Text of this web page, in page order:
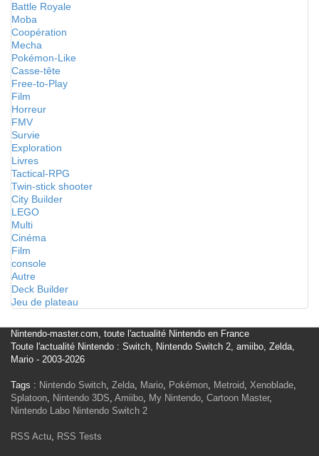
Battle Royale
Moba
Coopération
Mecha
Pokémon-Like
Casse-tête
Free-to-Play
Film
Horreur
FMV
Survie
Exploration
Livres
Tactical-RPG
Twin-stick shooter
City Builder
LEGO
Multi
Cinéma
Film
console
Autre
Deck Builder
Jeu de plateau
Nintendo-master.com, toute l'actualité Nintendo en France
Toute l'actualité Nintendo : Switch, Nintendo Switch 2, amiibo, Zelda,
Mario - 2003-2026
Tags : Nintendo Switch, Zelda, Mario, Pokémon, Metroid, Xenoblade,
Splatoon, Nintendo 3DS, Amiibo, My Nintendo, Cartoon Master,
Nintendo Labo Nintendo Switch 2
RSS Actu, RSS Tests